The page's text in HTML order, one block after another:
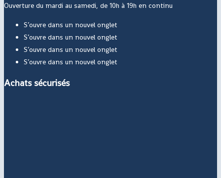
Ouverture du mardi au samedi, de 10h à 19h en continu
S’ouvre dans un nouvel onglet
S’ouvre dans un nouvel onglet
S’ouvre dans un nouvel onglet
S’ouvre dans un nouvel onglet
Achats sécurisés